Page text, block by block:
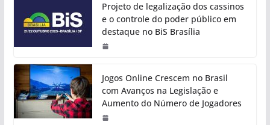
Projeto de legalização dos cassinos
e o controle do poder público em
destaque no BiS Brasília
Jogos Online Crescem no Brasil
com Avanços na Legislação e
Aumento do Número de Jogadores